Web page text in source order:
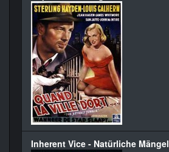
Inherent Vice - Natürliche Mängel